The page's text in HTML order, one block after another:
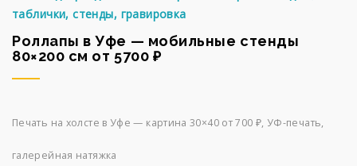
таблички, стенды, гравировка
Роллапы в Уфе — мобильные стенды
80×200 см от 5700 ₽
Печать на холсте в Уфе — картина 30×40 от 700 ₽, УФ-печать,
галерейная натяжка